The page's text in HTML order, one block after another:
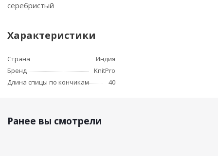
серебристый
Характеристики
Страна
Индия
Бренд
KnitPro
Длина спицы по кончикам
40
Ранее вы смотрели